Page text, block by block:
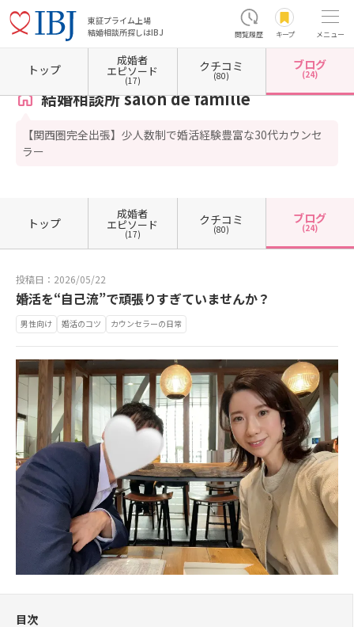
東証プライム上場
結婚相談所探しはIBJ
閲覧履歴 キープ メニュー
ホーム 大阪府の結婚相談所 大阪府豊中市 結婚相談所 salon de famille カウンセラー
結婚相談所 salon de famille
【関西圏完全出張】少人数制で婚活経験豊富な30代カウンセ
ラー
トップ
成婚者
エピソード
(17)
クチコミ
(80)
ブログ
(24)
トップ
成婚者
エピソード
(17)
クチコミ
(80)
ブログ
(24)
投稿日：2026/05/22
婚活を“自己流”で頑張りすぎていませんか？
男性向け 婚活のコツ カウンセラーの日常
目次